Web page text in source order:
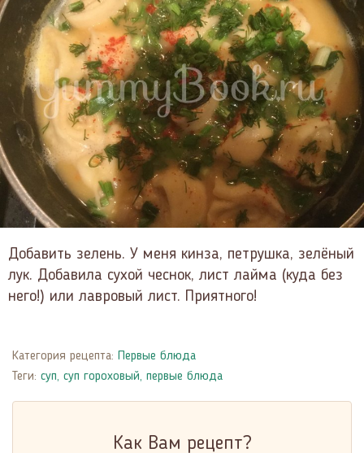
Добавить зелень. У меня кинза, петрушка, зелёный
лук. Добавила сухой чеснок, лист лайма (куда без
него!) или лавровый лист. Приятного!
Категория рецепта: Первые блюда
Теги: суп, суп гороховый, первые блюда
Как Вам рецепт?